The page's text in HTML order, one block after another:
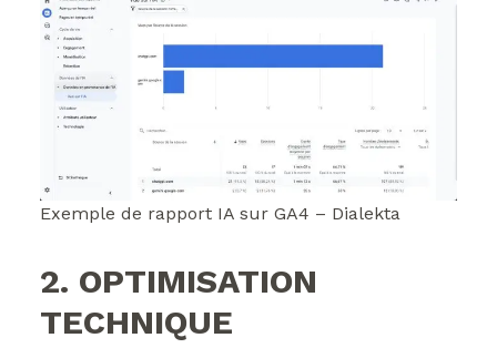
Exemple de rapport IA sur GA4 – Dialekta
2. OPTIMISATION
TECHNIQUE